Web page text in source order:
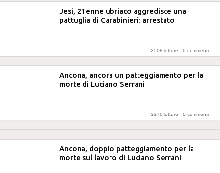
Jesi, 21enne ubriaco aggredisce una
pattuglia di Carabinieri: arrestato
2508 letture - 0 commenti
Ancona, ancora un patteggiamento per la
morte di Luciano Serrani
3370 letture - 0 commenti
Ancona, doppio patteggiamento per la
morte sul lavoro di Luciano Serrani